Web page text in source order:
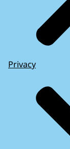
Privacy